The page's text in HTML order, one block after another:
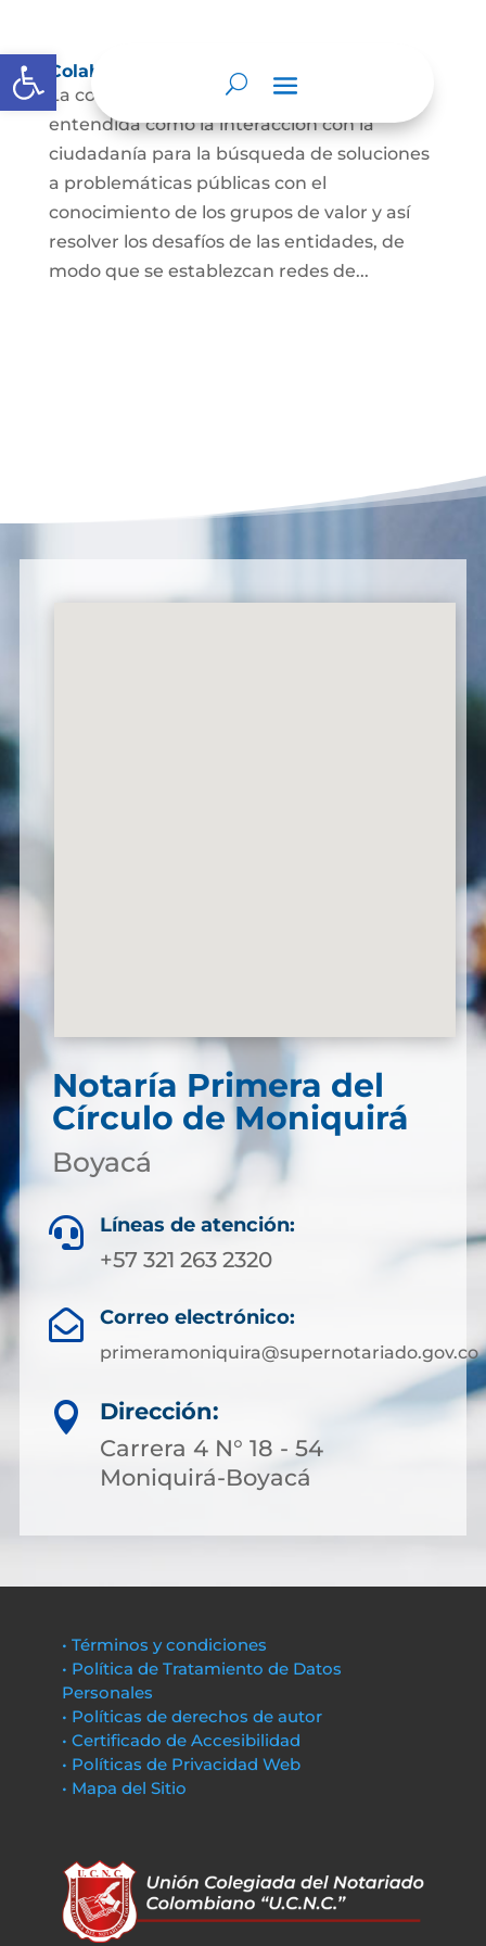
Abrir barra de herramientas
Colaboración e innovación abierta
La colaboración e innovación abierta es
entendida como la interacción con la
ciudadanía para la búsqueda de soluciones
a problemáticas públicas con el
conocimiento de los grupos de valor y así
resolver los desafíos de las entidades, de
modo que se establezcan redes de...
Notaría Primera del
Círculo de Moniquirá
Boyacá
 Líneas de atención:
+57 321 263 2320
 Correo electrónico:
primeramoniquira@supernotariado.gov.co

Dirección:
Carrera 4 N° 18 - 54
Moniquirá-Boyacá
• Términos y condiciones
• Política de Tratamiento de Datos
Personales
• Políticas de derechos de autor
• Certificado de Accesibilidad
• Políticas de Privacidad Web
• Mapa del Sitio